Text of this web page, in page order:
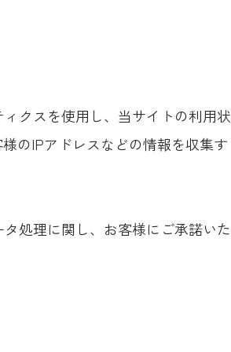
クスを使用し、当サイトの利用状
のIPアドレスなどの情報を収集す
処理に関し、お客様にご承諾いた